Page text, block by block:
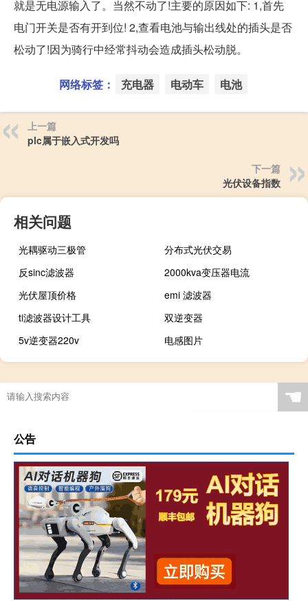
就是无电源输入了。当然不动了!主要的原因如下: 1,首先
电门开关是否有开到位! 2,查看电池与输出线处的插头是否
松动了!因为骑行中经常抖动会造成插头松动脱。
网络标签： 充电器 电动车 电池
上一篇
plc属于嵌入式开发吗
下一篇
光伏设备指数
相关问题
光耦驱动三极管
分布式光伏交易
反sinc滤波器
2000kva变压器电流
光伏屋顶价格
emi 滤波器
ti滤波器设计工具
双逆变器
5v逆变器220v
电感图片
☚
公告